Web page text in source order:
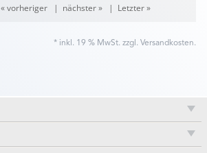
« vorheriger| nächster »| Letzter »
* inkl. 19 % MwSt. zzgl. Versandkosten.